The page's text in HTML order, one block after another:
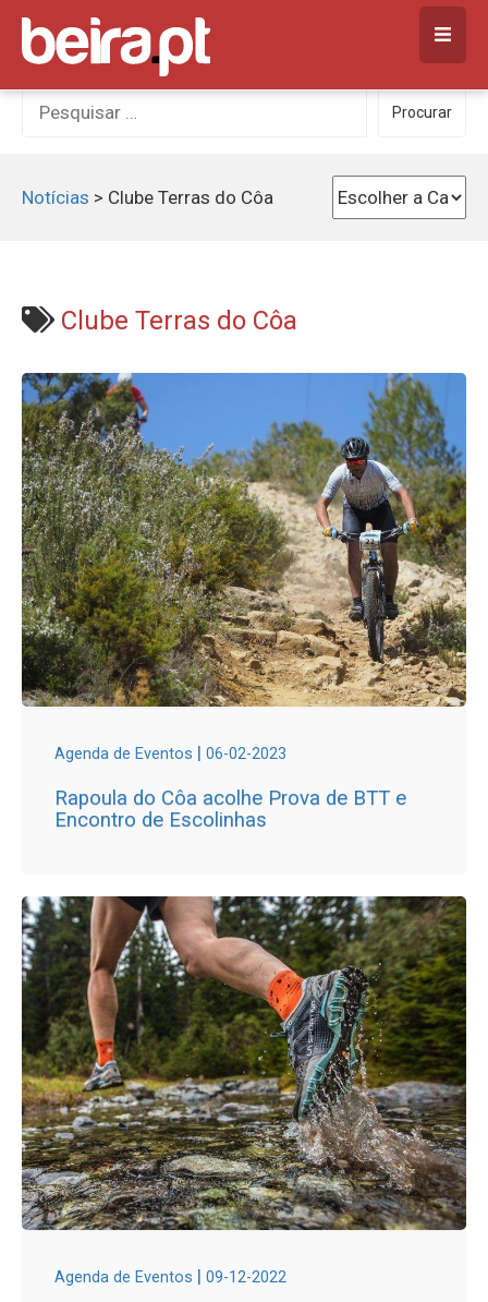
Skip
content
Procurar
por:
Procurar
Notícias > Clube Terras do Côa
Clube Terras do Côa
Agenda de Eventos | 06-02-2023
Rapoula do Côa acolhe Prova de BTT e
Encontro de Escolinhas
Agenda de Eventos | 09-12-2022